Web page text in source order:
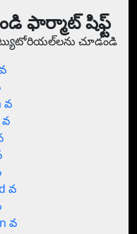
ఫార్మాట్ షిఫ్ట్
చూడండి
వ
వ
వ
వ